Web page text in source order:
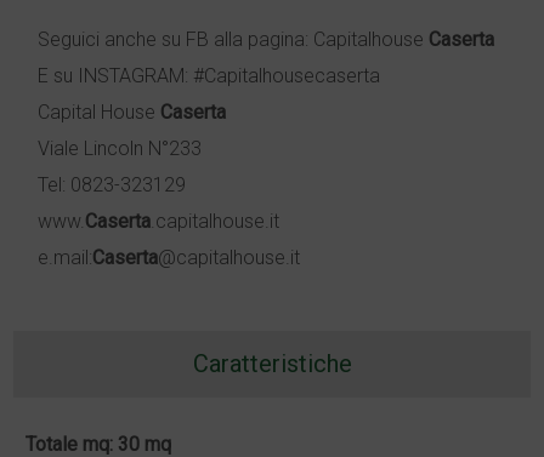
Seguici anche su FB alla pagina: Capitalhouse Caserta
E su INSTAGRAM: #Capitalhousecaserta
Capital House Caserta
Viale Lincoln N°233
Tel: 0823-323129
www.Caserta.capitalhouse.it
e.mail:Caserta@capitalhouse.it
Caratteristiche
Totale mq: 30 mq